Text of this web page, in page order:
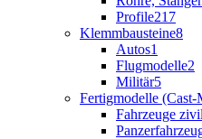
Profile217
Klemmbausteine8
Autos1
Flugmodelle2
Militär5
Fertigmodelle (Cast-
Fahrzeuge zivil